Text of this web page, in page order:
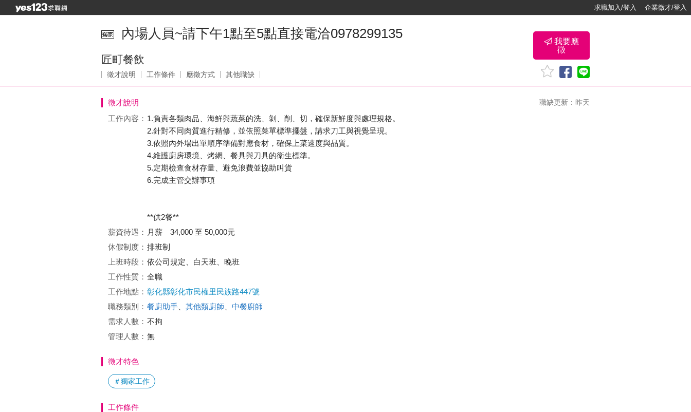
求職加入/登入 企業徵才/登入
內場人員~請下午1點至5點直接電洽0978299135
匠町餐飲
徵才說明 工作條件 應徵方式 其他職缺
我要應
徵
徵才說明 職缺更新：昨天
工作內容： 1.負責各類肉品、海鮮與蔬菜的洗、剝、削、切，確保新鮮度與處理規格。
2.針對不同肉質進行精修，並依照菜單標準擺盤，講求刀工與視覺呈現。
3.依照內外場出單順序準備對應食材，確保上菜速度與品質。
4.維護廚房環境、烤網、餐具與刀具的衛生標準。
5.定期檢查食材存量、避免浪費並協助叫貨
6.完成主管交辦事項
**供2餐**
薪資待遇： 月薪 34,000 至 50,000元
休假制度： 排班制
上班時段： 依公司規定、白天班、晚班
工作性質： 全職
工作地點： 彰化縣彰化市民權里民族路447號
職務類別： 餐廚助手 其他類廚師
中餐廚師
需求人數： 不拘
管理人數： 無
徵才特色
＃獨家工作
工作條件